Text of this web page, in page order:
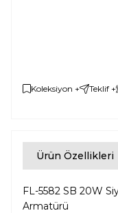
Koleksiyon + Teklif +
Ürün Özellikleri
FL-5582 SB 20W
Armatürü